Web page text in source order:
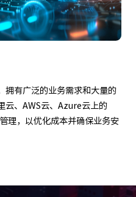
拥有广泛的业务需求和大量的
云、AWS云、Azure云上的
理，以优化成本并确保业务安